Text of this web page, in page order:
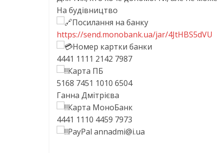
На будівництво
Посилання на банку
https://send.monobank.ua/jar/4JtHBS5dVU
Номер картки банки
4441 1111 2142 7987
Карта ПБ
5168 7451 1010 6504
Ганна Дмітрієва
Карта МоноБанк
4441 1110 4459 7973
PayPal annadmi@i.ua